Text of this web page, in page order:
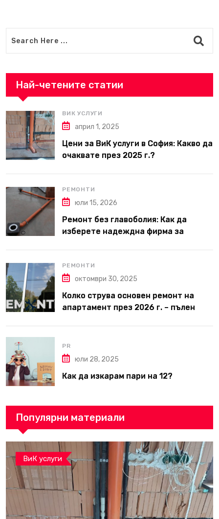
Най-четените статии
ВИК УСЛУГИ
април 1, 2025
Цени за ВиК услуги в София: Какво да
очаквате през 2025 г.?
РЕМОНТИ
юли 15, 2026
Ремонт без главоболия: Как да
изберете надеждна фирма за
РЕМОНТИ
октомври 30, 2025
Колко струва основен ремонт на
апартамент през 2026 г. – пълен
PR
юли 28, 2025
Как да изкарам пари на 12?
Популярни материали
ВиК услуги